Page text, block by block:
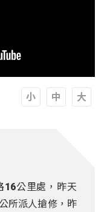
16公里處，昨天
所派人搶修，昨